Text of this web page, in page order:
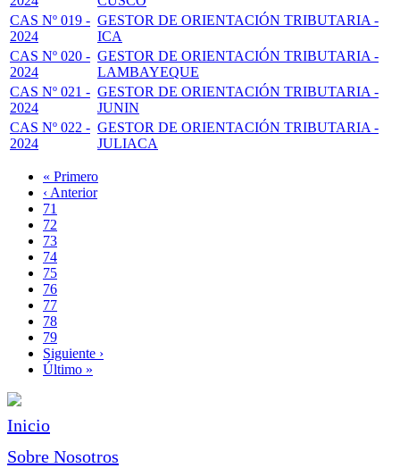
CAS Nº 019 -
2024
GESTOR DE ORIENTACIÓN TRIBUTARIA -
ICA
CAS Nº 020 -
2024
GESTOR DE ORIENTACIÓN TRIBUTARIA -
LAMBAYEQUE
CAS Nº 021 -
2024
GESTOR DE ORIENTACIÓN TRIBUTARIA -
JUNIN
CAS Nº 022 -
2024
GESTOR DE ORIENTACIÓN TRIBUTARIA -
JULIACA
Paginación
Primera
página
« Primero
Página
anterior
‹ Anterior
Page
71
Page
72
Page
73
Page
74
Página
actual
75
Page
76
Page
77
Page
78
Page
79
Siguiente
página
Siguiente ›
Última
Último »
Inicio
Sobre Nosotros